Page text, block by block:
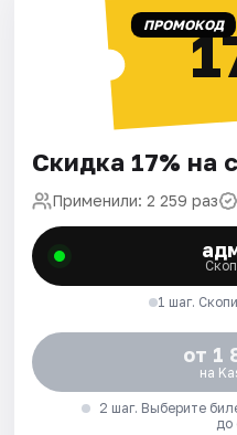
ПРОМОКОД
Скидка 17% на
Применили: 2 259 раз
1 шаг.
от 1
на
2 шаг. Выберите
до